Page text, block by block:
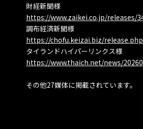
財経新聞様
https://www.zaikei.co.jp/releases/
調布経済新聞様
https://chofu.keizai.biz/
タイランドハイパーリンクス様
https://www.thaich.net/news/
その他27媒体に掲載されています。